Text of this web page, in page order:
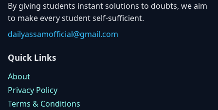
By giving students instant solutions to doubts, we aim
to make every student self-sufficient.
dailyassamofficial@gmail.com
Quick Links
About
Privacy Policy
Terms & Conditions